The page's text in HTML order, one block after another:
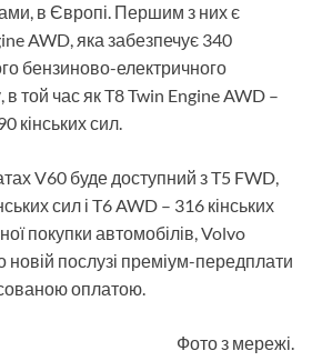
в Європі. Першим з них є
AWD, яка забезпечує 340
бензиново-електричного
в той час як T8 Twin Engine AWD –
кінських сил.
V60 буде доступний з T5 FWD,
сил і T6 AWD – 316 кінських
покупки автомобілів, Volvo
новій послузі преміум-передплати
оплатою.
Фото з мережі.